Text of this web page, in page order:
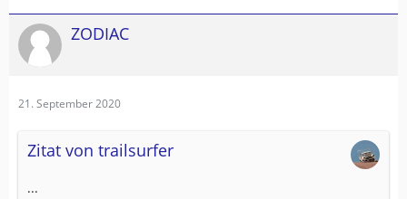
ZODIAC
21. September 2020
Zitat von trailsurfer
...